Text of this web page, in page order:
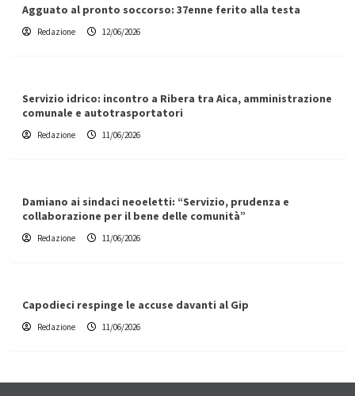
Agguato al pronto soccorso: 37enne ferito alla testa
Redazione 12/06/2026
Servizio idrico: incontro a Ribera tra Aica, amministrazione
comunale e autotrasportatori
Redazione 11/06/2026
Damiano ai sindaci neoeletti: “Servizio, prudenza e
collaborazione per il bene delle comunità”
Redazione 11/06/2026
Capodieci respinge le accuse davanti al Gip
Redazione 11/06/2026